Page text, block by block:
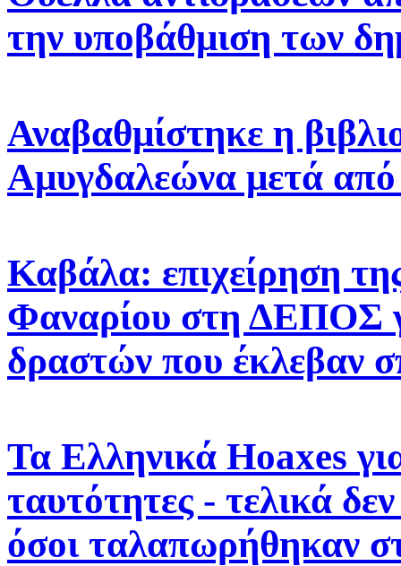
την υποβάθμιση των
Αναβαθμίστηκε η
Αμυγδαλεώνα μετά
Καβάλα: επιχείρηση
Φαναρίου στη ΔΕΠΟΣ
δραστών που έκλεβαν
Τα Ελληνικά Hoaxes
ταυτότητες - τελικά
όσοι ταλαπωρήθηκαν